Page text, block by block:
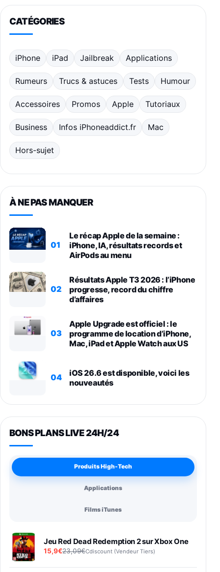
CATÉGORIES
iPhone iPad Jailbreak Applications
Rumeurs Trucs & astuces Tests Humour
Accessoires Promos Apple Tutoriaux
Business Infos iPhoneaddict.fr Mac
Hors-sujet
À NE PAS MANQUER
01
Le récap Apple de la semaine :
iPhone, IA, résultats records et
AirPods au menu
02
Résultats Apple T3 2026 : l’iPhone
progresse, record du chiffre
d’affaires
03
Apple Upgrade est officiel : le
programme de location d’iPhone,
Mac, iPad et Apple Watch aux US
04
iOS 26.6 est disponible, voici les
nouveautés
BONS PLANS LIVE 24H/24
Produits High-Tech
Applications
Films iTunes
Jeu Red Dead Redemption 2 sur Xbox One
15,9€23,09€Cdiscount (Vendeur Tiers)